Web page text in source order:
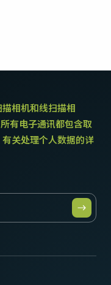
相机和线扫描相
有电子通讯都包含取
关处理个人数据的详